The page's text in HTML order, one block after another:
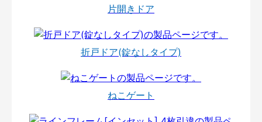
片開きドア
折戸ドア(錠なしタイプ)
ねこゲート